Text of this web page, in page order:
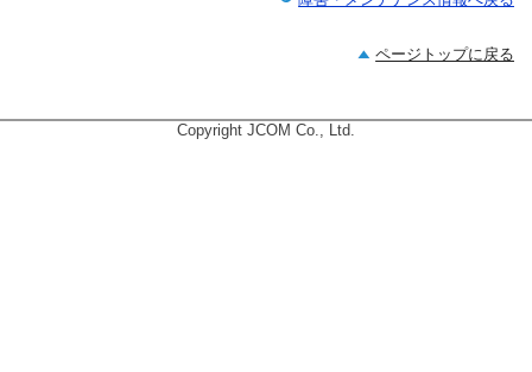
ページトップに戻る
Copyright JCOM Co., Ltd.